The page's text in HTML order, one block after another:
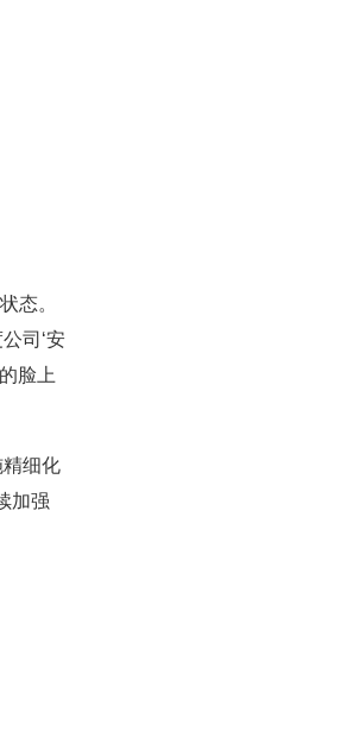
态。
司‘安
脸上
细化
加强